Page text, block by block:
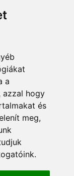
a
azzal hogy
és
meg,